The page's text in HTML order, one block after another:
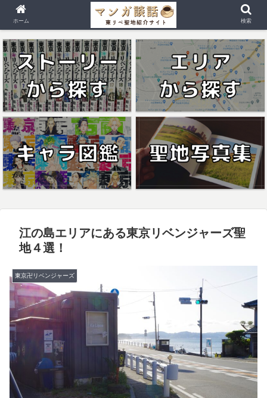
江の島エリアにある東京リベンジャーズ聖
地４選！
東京卍リベンジャーズ
ホーム 検索